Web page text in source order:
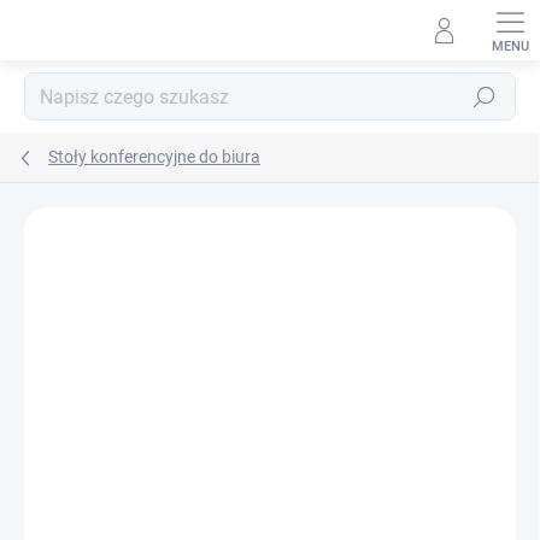
Szukaj
Stoły konferencyjne do biura